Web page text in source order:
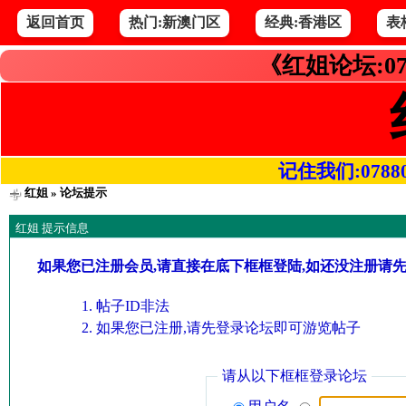
返回首页 热门:新澳门区 经典:香港区 表
《红姐论坛
记住我们
红姐» 论坛提示
红姐 提示信息
如果您已注册会员,请直接在底下框框登陆,如还没注册请
帖子ID非法
如果您已注册,请先登录论坛即可游览帖子
请从以下框框登录论坛